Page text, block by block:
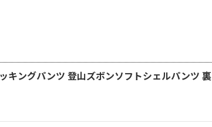
キングパンツ 登山ズボンソフトシェルパンツ 裏